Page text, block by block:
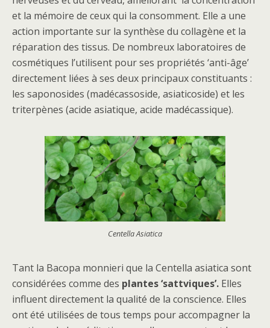
et la mémoire de ceux qui la consomment. Elle a une
action importante sur la synthèse du collagène et la
réparation des tissus. De nombreux laboratoires de
cosmétiques l’utilisent pour ses propriétés ‘anti-âge’
directement liées à ses deux principaux constituants :
les saponosides (madécassoside, asiaticoside) et les
triterpènes (acide asiatique, acide madécassique).
Centella Asiatica
Tant la Bacopa monnieri que la Centella asiatica sont
considérées comme des plantes ‘sattviques’. Elles
influent directement la qualité de la conscience. Elles
ont été utilisées de tous temps pour accompagner la